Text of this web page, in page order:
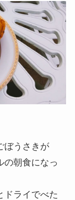
ぼうさきが
の朝食になっ
ドライでべた